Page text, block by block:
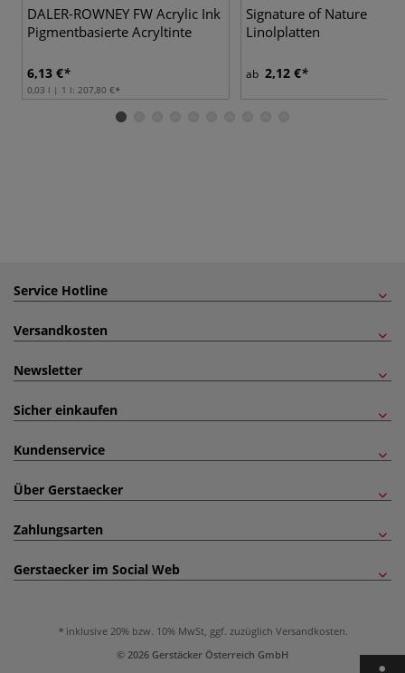
DALER-ROWNEY FW Acrylic Ink
Pigmentbasierte Acryltinte
6,13 €
0,03 l | 1 l: 207,80 €
Signature of Nature
Linolplatten
ab 2,12 €
Service Hotline
Versandkosten
Newsletter
Sicher einkaufen
Kundenservice
Über Gerstaecker
Zahlungsarten
Gerstaecker im Social Web
inklusive 20% bzw. 10% MwSt, ggf. zuzüglich Versandkosten.
© 2026 Gerstäcker Österreich GmbH